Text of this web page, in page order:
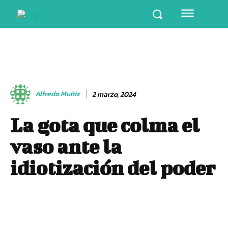
Alfredo Muñiz 2 marzo, 2024
La gota que colma el
vaso ante la
idiotización del poder